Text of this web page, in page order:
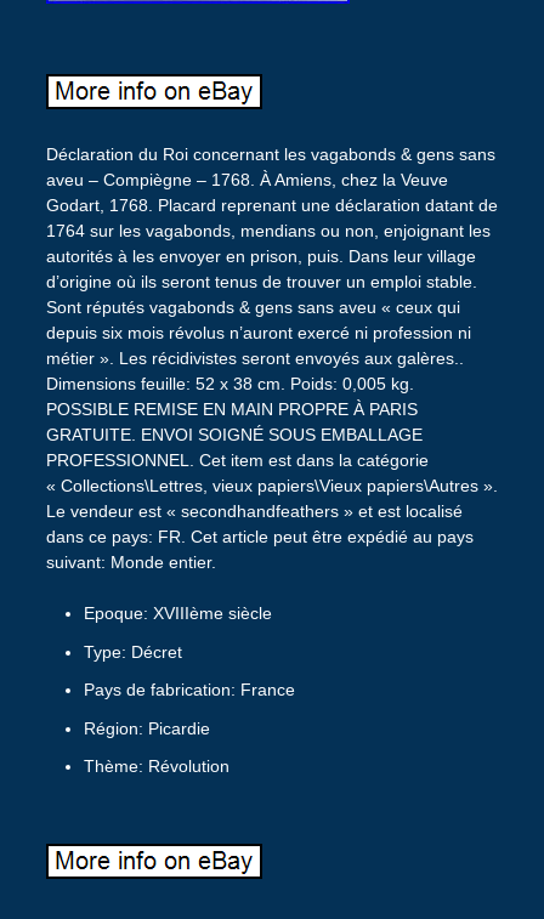
Déclaration du Roi concernant les vagabonds & gens sans
aveu – Compiègne – 1768. À Amiens, chez la Veuve
Godart, 1768. Placard reprenant une déclaration datant de
1764 sur les vagabonds, mendians ou non, enjoignant les
autorités à les envoyer en prison, puis. Dans leur village
d’origine où ils seront tenus de trouver un emploi stable.
Sont réputés vagabonds & gens sans aveu « ceux qui
depuis six mois révolus n’auront exercé ni profession ni
métier ». Les récidivistes seront envoyés aux galères..
Dimensions feuille: 52 x 38 cm. Poids: 0,005 kg.
POSSIBLE REMISE EN MAIN PROPRE À PARIS
GRATUITE. ENVOI SOIGNÉ SOUS EMBALLAGE
PROFESSIONNEL. Cet item est dans la catégorie
« Collections\Lettres, vieux papiers\Vieux papiers\Autres ».
Le vendeur est « secondhandfeathers » et est localisé
dans ce pays: FR. Cet article peut être expédié au pays
suivant: Monde entier.
Epoque: XVIIIème siècle
Type: Décret
Pays de fabrication: France
Région: Picardie
Thème: Révolution